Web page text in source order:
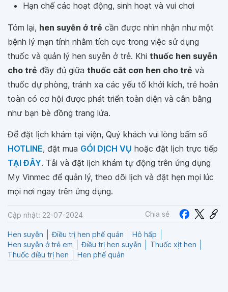
Hạn chế các hoạt động, sinh hoạt và vui chơi
Tóm lại, hen suyễn ở trẻ cần được nhìn nhận như một
bệnh lý mạn tính nhằm tích cực trong việc sử dụng
thuốc và quản lý hen suyễn ở trẻ. Khi thuốc hen suyễn
cho trẻ đầy đủ giữa thuốc cắt cơn hen cho trẻ và
thuốc dự phòng, tránh xa các yếu tố khởi kích, trẻ hoàn
toàn có cơ hội được phát triển toàn diện và cân bằng
như bạn bè đồng trang lứa.
Để đặt lịch khám tại viện, Quý khách vui lòng bấm số
HOTLINE, đặt mua GÓI DỊCH VỤ hoặc đặt lịch trực tiếp
TẠI ĐÂY. Tải và đặt lịch khám tự động trên ứng dụng
My Vinmec để quản lý, theo dõi lịch và đặt hẹn mọi lúc
mọi nơi ngay trên ứng dụng.
Cập nhật: 22-07-2024 Chia sẻ
Hen suyễn Điều trị hen phế quản
Hô hấp
Hen suyễn ở trẻ em
Điều trị hen suyễn
Thuốc xịt hen
Thuốc điều trị hen
Hen phế quản